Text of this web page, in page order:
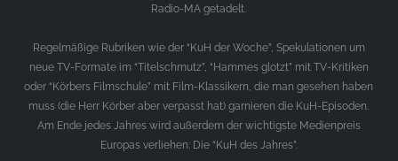
Radio-MA getadelt.
Regelmäßige Rubriken wie der “KuH der Woche”, Spekulationen um
neue TV-Formate im “Titelschmutz”, “Hammes glotzt” mit TV-Kritiken
oder “Körbers Filmschule” mit Film-Klassikern, die man gesehen haben
muss (die Herr Körber aber verpasst hat) garnieren die KuH-Episoden.
Am Ende jedes Jahres wird außerdem der wichtigste Medienpreis
Europas verliehen: Die “KuH des Jahres”.